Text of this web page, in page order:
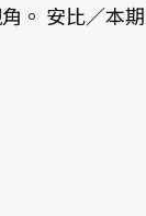
。 安比／本